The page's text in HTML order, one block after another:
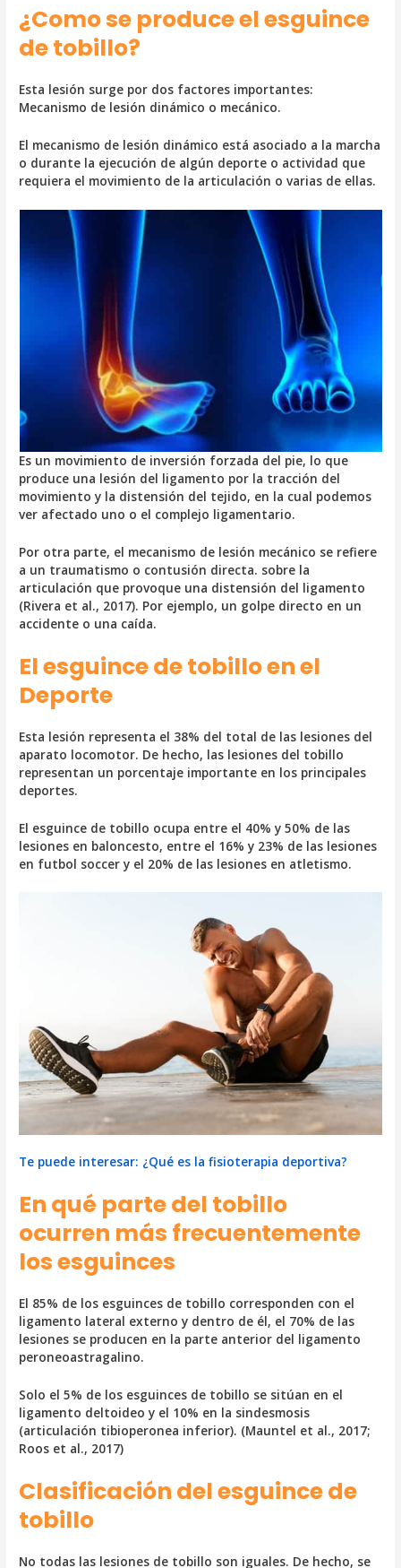
¿Como se produce el esguince
de tobillo?
Esta lesión surge por dos factores importantes:
Mecanismo de lesión dinámico o mecánico.
El mecanismo de lesión dinámico está asociado a la marcha
o durante la ejecución de algún deporte o actividad que
requiera el movimiento de la articulación o varias de ellas.
Es un movimiento de inversión forzada del pie, lo que
produce una lesión del ligamento por la tracción del
movimiento y la distensión del tejido, en la cual podemos
ver afectado uno o el complejo ligamentario.
Por otra parte, el mecanismo de lesión mecánico se refiere
a un traumatismo o contusión directa. sobre la
articulación que provoque una distensión del ligamento
(Rivera et al., 2017). Por ejemplo, un golpe directo en un
accidente o una caída.
El esguince de tobillo en el
Deporte
Esta lesión representa el 38% del total de las lesiones del
aparato locomotor. De hecho, las lesiones del tobillo
representan un porcentaje importante en los principales
deportes.
El esguince de tobillo ocupa entre el 40% y 50% de las
lesiones en baloncesto, entre el 16% y 23% de las lesiones
en futbol soccer y el 20% de las lesiones en atletismo.
Te puede interesar: ¿Qué es la fisioterapia deportiva?
En qué parte del tobillo
ocurren más frecuentemente
los esguinces
El 85% de los esguinces de tobillo corresponden con el
ligamento lateral externo y dentro de él, el 70% de las
lesiones se producen en la parte anterior del ligamento
peroneoastragalino.
Solo el 5% de los esguinces de tobillo se sitúan en el
ligamento deltoideo y el 10% en la sindesmosis
(articulación tibioperonea inferior). (Mauntel et al., 2017;
Roos et al., 2017)
Clasificación del esguince de
tobillo
No todas las lesiones de tobillo son iguales. De hecho, se